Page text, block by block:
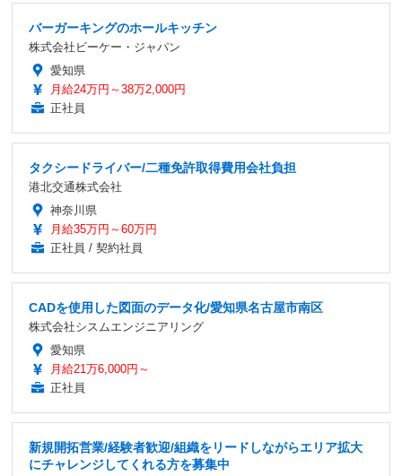
バーガーキングのホールキッチン
株式会社ビーケー・ジャパン
愛知県
月給24万円～38万2,000円
正社員
タクシードライバー/二種免許取得費用会社負担
港北交通株式会社
神奈川県
月給35万円～60万円
正社員 / 契約社員
CADを使用した図面のデータ化/愛知県名古屋市南区
株式会社シスムエンジニアリング
愛知県
月給21万6,000円～
正社員
新規開拓営業/経験者歓迎/組織をリードしながらエリア拡大
にチャレンジしてくれる方を募集中